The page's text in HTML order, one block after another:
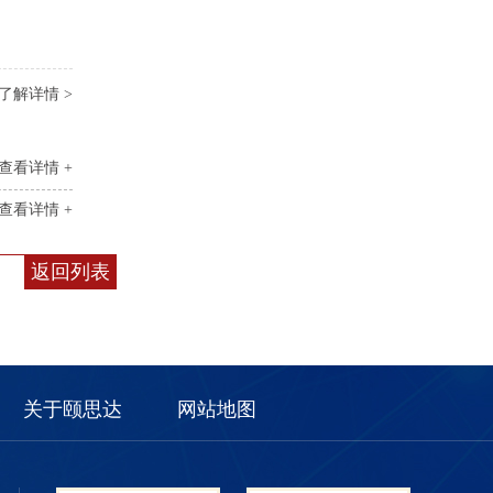
了解详情 >
看详情 +
看详情 +
返回列表
关于颐思达 网站地图